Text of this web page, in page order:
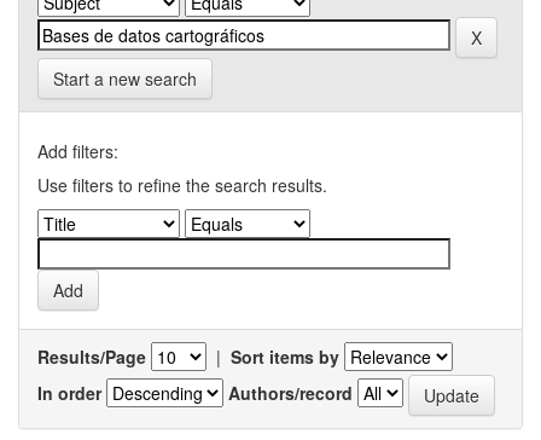
Start a new search
Add filters:
Use filters to refine the search results.
Results/Page | Sort items by
In order
Authors/record